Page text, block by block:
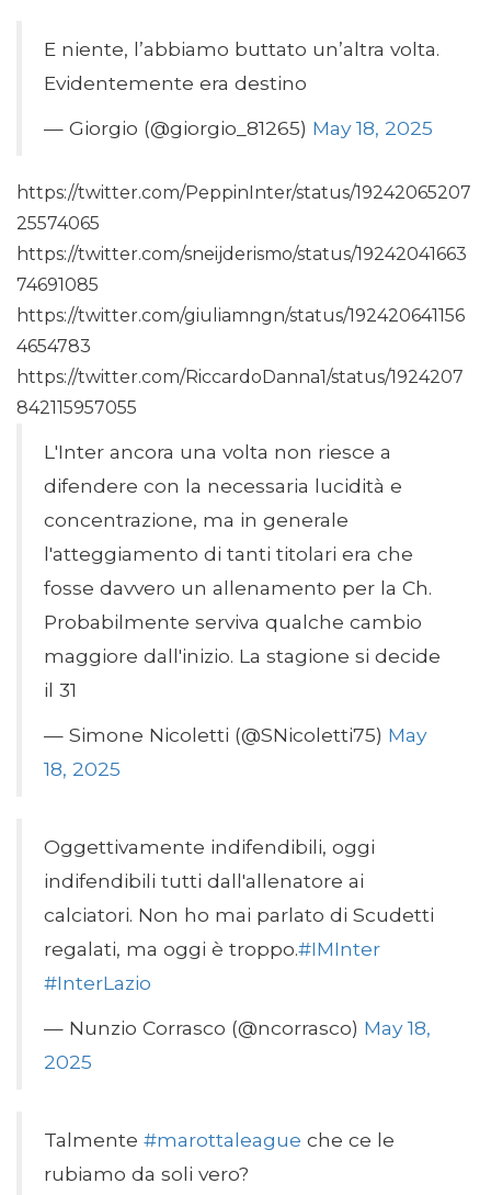
E niente, l’abbiamo buttato un’altra volta.
Evidentemente era destino
— Giorgio (@giorgio_81265) May 18, 2025
https://twitter.com/PeppinInter/status/19242065207
25574065
https://twitter.com/sneijderismo/status/19242041663
74691085
https://twitter.com/giuliamngn/status/192420641156
4654783
https://twitter.com/RiccardoDanna1/status/1924207
842115957055
L'Inter ancora una volta non riesce a
difendere con la necessaria lucidità e
concentrazione, ma in generale
l'atteggiamento di tanti titolari era che
fosse davvero un allenamento per la Ch.
Probabilmente serviva qualche cambio
maggiore dall'inizio. La stagione si decide
il 31
— Simone Nicoletti (@SNicoletti75) May
18, 2025
Oggettivamente indifendibili, oggi
indifendibili tutti dall'allenatore ai
calciatori. Non ho mai parlato di Scudetti
regalati, ma oggi è troppo.#IMInter
#InterLazio
— Nunzio Corrasco (@ncorrasco) May 18,
2025
Talmente #marottaleague che ce le
rubiamo da soli vero?